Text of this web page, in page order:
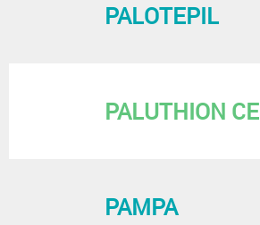
PALOTEPIL
PALUTHION CE
PAMPA